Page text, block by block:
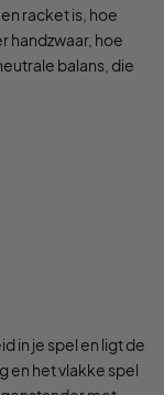
racket is, hoe
handzwaar, hoe
balans, die
in je spel en ligt de
en het vlakke spel